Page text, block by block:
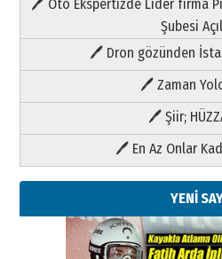
🖊 Oto Ekspertizde Lider firma
Şubesi
🖊 Dron gözünden
🖊 Zaman
🖊 Şiir;
🖊 En Az Onlar
YENİ